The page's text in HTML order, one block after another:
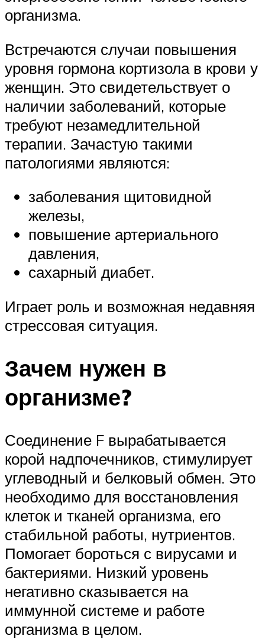
организма.
Встречаются случаи повышения
уровня гормона кортизола в крови у
женщин. Это свидетельствует о
наличии заболеваний, которые
требуют незамедлительной
терапии. Зачастую такими
патологиями являются:
заболевания щитовидной
железы,
повышение артериального
давления,
сахарный диабет.
Играет роль и возможная недавняя
стрессовая ситуация.
Зачем нужен в
организме?
Соединение F вырабатывается
корой надпочечников, стимулирует
углеводный и белковый обмен. Это
необходимо для восстановления
клеток и тканей организма, его
стабильной работы, нутриентов.
Помогает бороться с вирусами и
бактериями. Низкий уровень
негативно сказывается на
иммунной системе и работе
организма в целом.